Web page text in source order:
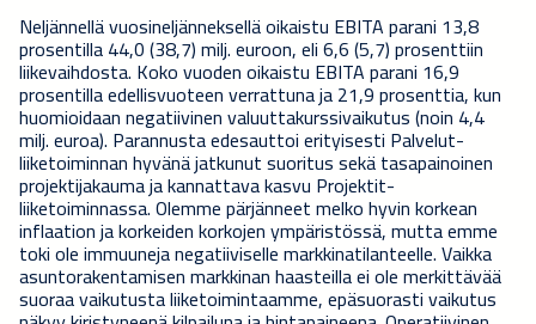
Neljännellä vuosineljänneksellä oikaistu EBITA parani 13,8
prosentilla 44,0 (38,7) milj. euroon, eli 6,6 (5,7) prosenttiin
liikevaihdosta. Koko vuoden oikaistu EBITA parani 16,9
prosentilla edellisvuoteen verrattuna ja 21,9 prosenttia, kun
huomioidaan negatiivinen valuuttakurssivaikutus (noin 4,4
milj. euroa). Parannusta edesauttoi erityisesti Palvelut-
liiketoiminnan hyvänä jatkunut suoritus sekä tasapainoinen
projektijakauma ja kannattava kasvu Projektit-
liiketoiminnassa. Olemme pärjänneet melko hyvin korkean
inflaation ja korkeiden korkojen ympäristössä, mutta emme
toki ole immuuneja negatiiviselle markkinatilanteelle. Vaikka
asuntorakentamisen markkinan haasteilla ei ole merkittävää
suoraa vaikutusta liiketoimintaamme, epäsuorasti vaikutus